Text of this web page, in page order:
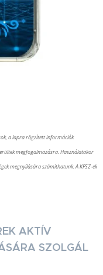
a lapra rögzített információk
megfogalmazásra. Használatakor
megnyílására számíthatunk. A KFSZ-ek
AKTÍV
SZOLGÁL